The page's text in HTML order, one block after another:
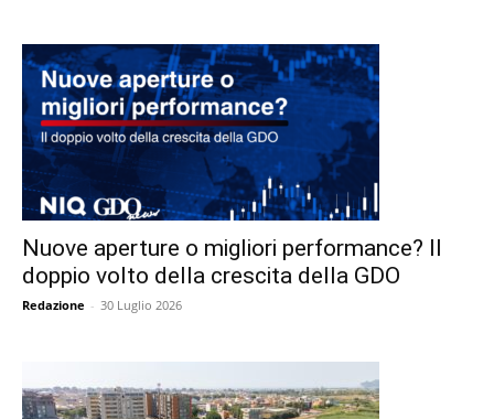
Nuove aperture o migliori performance? Il
doppio volto della crescita della GDO
Redazione - 30 Luglio 2026